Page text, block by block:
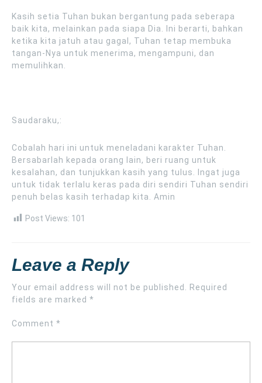
Kasih setia Tuhan bukan bergantung pada seberapa
baik kita, melainkan pada siapa Dia. Ini berarti, bahkan
ketika kita jatuh atau gagal, Tuhan tetap membuka
tangan-Nya untuk menerima, mengampuni, dan
memulihkan.
Saudaraku,:
Cobalah hari ini untuk meneladani karakter Tuhan.
Bersabarlah kepada orang lain, beri ruang untuk
kesalahan, dan tunjukkan kasih yang tulus. Ingat juga
untuk tidak terlalu keras pada diri sendiri Tuhan sendiri
penuh belas kasih terhadap kita. Amin
Post Views: 101
Leave a Reply
Your email address will not be published. Required
fields are marked *
Comment *